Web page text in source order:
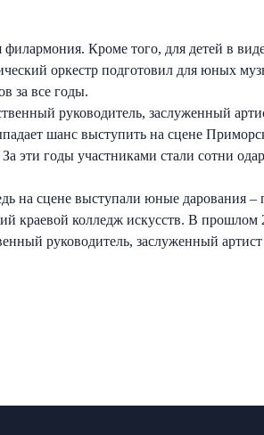
Кроме того, для детей в
оркестр подготовил для юных
за все годы.
руководитель, заслуженный
шанс выступить на сцене
эти годы участниками стали сотни
на сцене выступали юные дарования –
краевой колледж искусств. В прошлом
руководитель, заслуженный